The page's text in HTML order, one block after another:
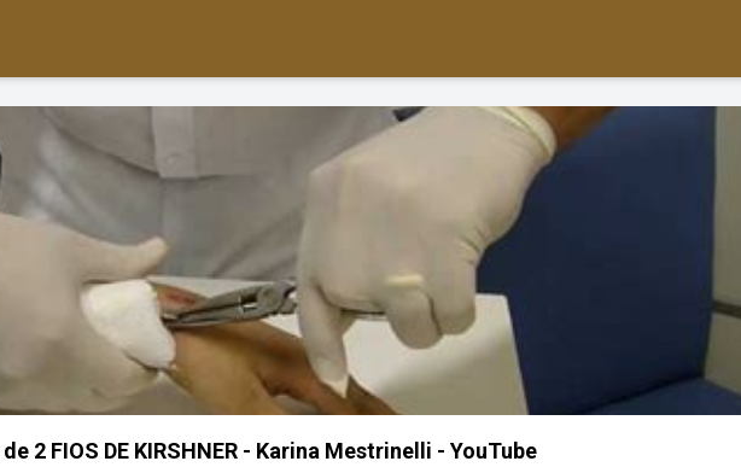
2 FIOS DE KIRSHNER - Karina Mestrinelli - YouTube